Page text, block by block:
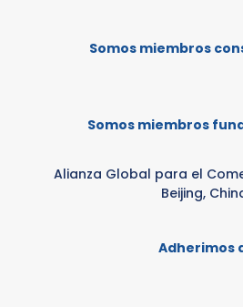
Somos miembros
Somos miembros
Alianza Global para el
Beijing,
Adherimos